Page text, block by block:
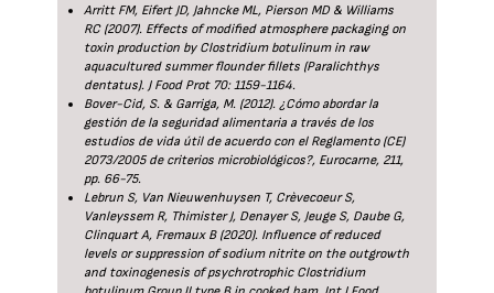
Arritt FM, Eifert JD, Jahncke ML, Pierson MD & Williams
RC (2007). Effects of modified atmosphere packaging on
toxin production by Clostridium botulinum in raw
aquacultured summer flounder fillets (Paralichthys
dentatus). J Food Prot 70: 1159-1164.
Bover-Cid, S. & Garriga, M. (2012). ¿Cómo abordar la
gestión de la seguridad alimentaria a través de los
estudios de vida útil de acuerdo con el Reglamento (CE)
2073/2005 de criterios microbiológicos?, Eurocarne, 211,
pp. 66-75.
Lebrun S, Van Nieuwenhuysen T, Crèvecoeur S,
Vanleyssem R, Thimister J, Denayer S, Jeuge S, Daube G,
Clinquart A, Fremaux B (2020). Influence of reduced
levels or suppression of sodium nitrite on the outgrowth
and toxinogenesis of psychrotrophic Clostridium